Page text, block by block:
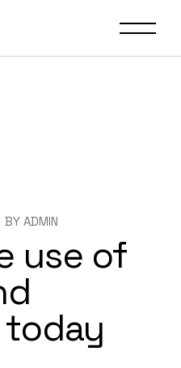
BY ADMIN
use of